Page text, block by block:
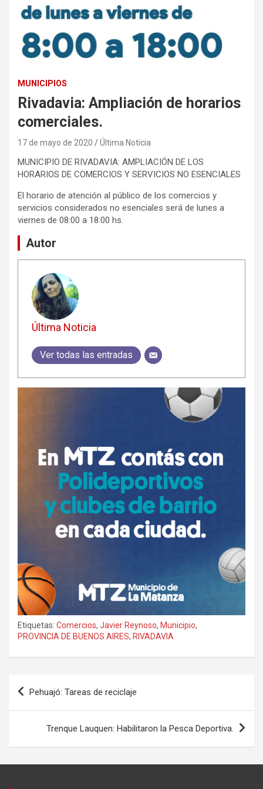
MUNICIPIOS
Rivadavia: Ampliación de horarios
comerciales.
17 de mayo de 2020 Última Noticia
MUNICIPIO DE RIVADAVIA: AMPLIACIÓN DE LOS
HORARIOS DE COMERCIOS Y SERVICIOS NO ESENCIALES
El horario de atención al público de los comercios y
servicios considerados no esenciales será de lunes a
viernes de 08:00 a 18:00 hs.
Autor
Última Noticia
Ver todas las entradas
Etiquetas: Comercios, Javier Reynoso, Municipio,
PROVINCIA DE BUENOS AIRES, RIVADAVIA
Navegación
Pehuajó: Tareas de reciclaje
Trenque Lauquen: Habilitaron la Pesca Deportiva.